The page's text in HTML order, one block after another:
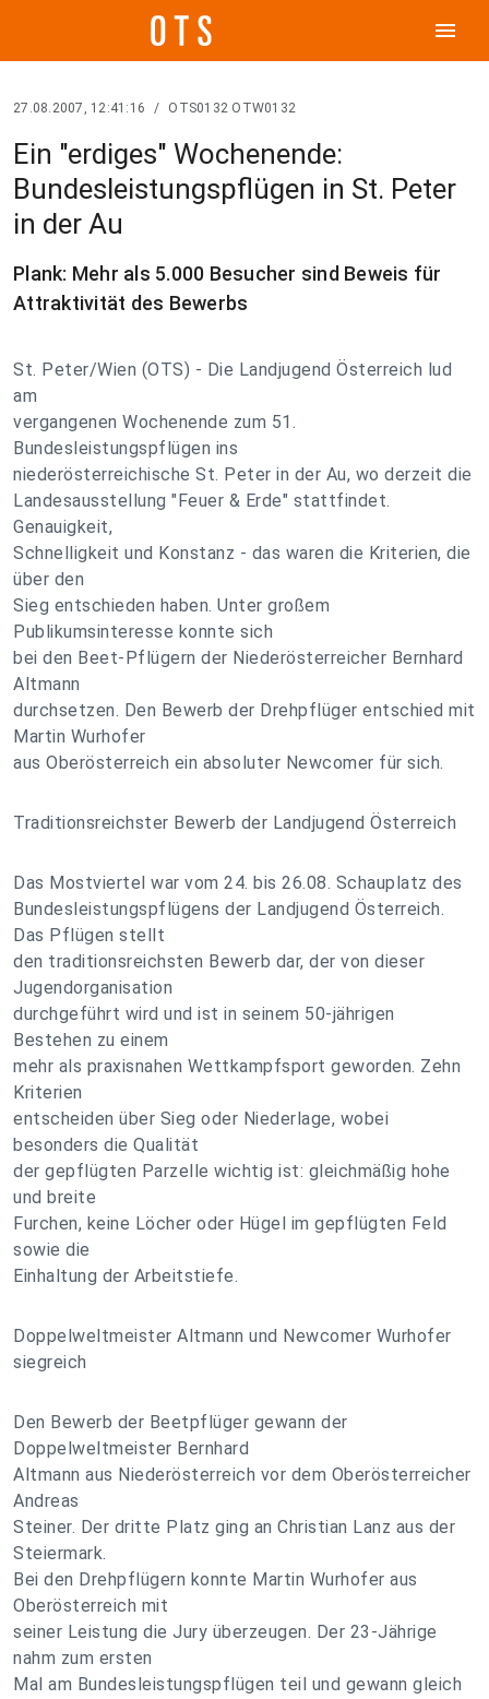
menu
27.08.2007, 12:41:16 / OTS0132 OTW0132
Ein "erdiges" Wochenende:
Bundesleistungspflügen in St. Peter
in der Au
Plank: Mehr als 5.000 Besucher sind Beweis für
Attraktivität des Bewerbs
St. Peter/Wien (OTS) - Die Landjugend Österreich lud
am
vergangenen Wochenende zum 51.
Bundesleistungspflügen ins
niederösterreichische St. Peter in der Au, wo derzeit die
Landesausstellung "Feuer & Erde" stattfindet.
Genauigkeit,
Schnelligkeit und Konstanz - das waren die Kriterien, die
über den
Sieg entschieden haben. Unter großem
Publikumsinteresse konnte sich
bei den Beet-Pflügern der Niederösterreicher Bernhard
Altmann
durchsetzen. Den Bewerb der Drehpflüger entschied mit
Martin Wurhofer
aus Oberösterreich ein absoluter Newcomer für sich.
Traditionsreichster Bewerb der Landjugend Österreich
Das Mostviertel war vom 24. bis 26.08. Schauplatz des
Bundesleistungspflügens der Landjugend Österreich.
Das Pflügen stellt
den traditionsreichsten Bewerb dar, der von dieser
Jugendorganisation
durchgeführt wird und ist in seinem 50-jährigen
Bestehen zu einem
mehr als praxisnahen Wettkampfsport geworden. Zehn
Kriterien
entscheiden über Sieg oder Niederlage, wobei
besonders die Qualität
der gepflügten Parzelle wichtig ist: gleichmäßig hohe
und breite
Furchen, keine Löcher oder Hügel im gepflügten Feld
sowie die
Einhaltung der Arbeitstiefe.
Doppelweltmeister Altmann und Newcomer Wurhofer
siegreich
Den Bewerb der Beetpflüger gewann der
Doppelweltmeister Bernhard
Altmann aus Niederösterreich vor dem Oberösterreicher
Andreas
Steiner. Der dritte Platz ging an Christian Lanz aus der
Steiermark.
Bei den Drehpflügern konnte Martin Wurhofer aus
Oberösterreich mit
seiner Leistung die Jury überzeugen. Der 23-Jährige
nahm zum ersten
Mal am Bundesleistungspflügen teil und gewann gleich